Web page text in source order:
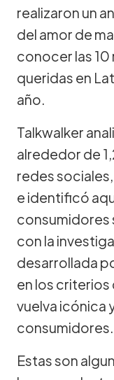
realizaron un
del amor de
conocer las 10
queridas en
año.
Talkwalker
alrededor de
redes
e identificó
consumidores
con la
desarrollada
en los criterios
vuelva icónica
consumidores.
Estas son